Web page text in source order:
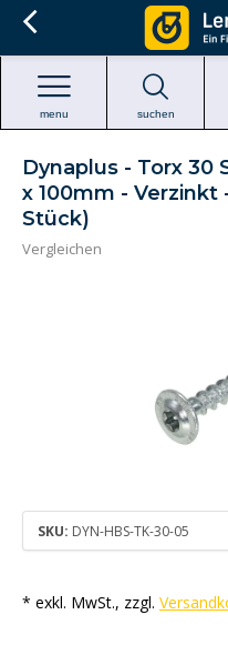
suchen
menu
Dynaplus - Torx 30
x 100mm -
Stück)
Vergleichen
SKU: DYN-HBS-TK-30-05
* exkl. MwSt., zzgl.